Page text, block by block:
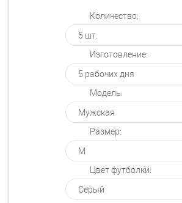
Количество:
Изготовление:
Модель:
Размер:
Цвет футболки: